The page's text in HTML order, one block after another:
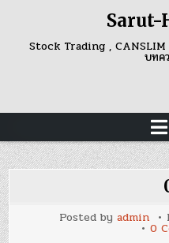
content
Sarut-
Stock Trading ,
บทค
Posted by admin
0